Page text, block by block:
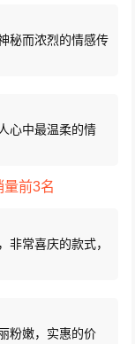
秘而浓烈的情感传
心中最温柔的情
前3名
非常喜庆的款式，
粉嫩，实惠的价